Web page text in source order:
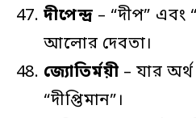
দীপেন্দ্র – “দীপ” এবং
আলোর দেবতা।
জ্যোতির্ময়ী – যার
“দীপ্তিমান”।